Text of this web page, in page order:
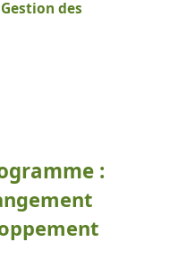
des
: